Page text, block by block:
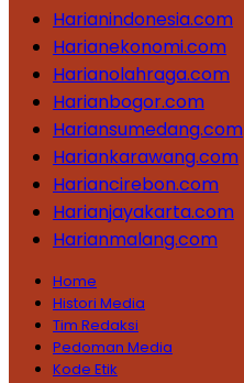
Harianindonesia.com
Harianekonomi.com
Harianolahraga.com
Harianbogor.com
Hariansumedang.com
Hariankarawang.com
Hariancirebon.com
Harianjayakarta.com
Harianmalang.com
Home
Histori Media
Tim Redaksi
Pedoman Media
Kode Etik